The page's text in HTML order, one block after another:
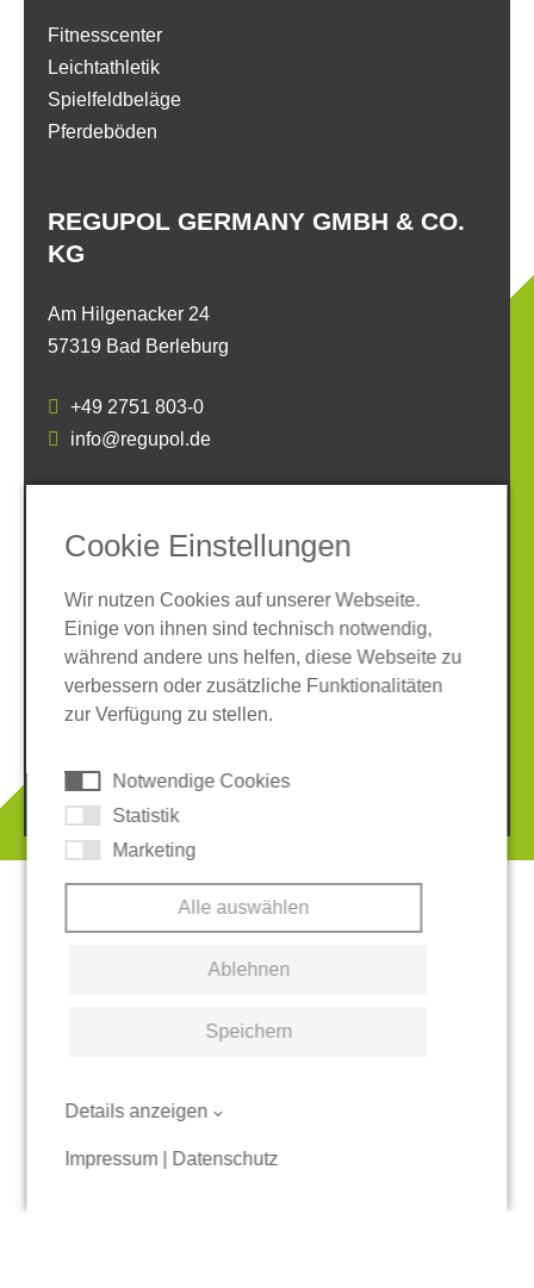
REGUPOL GERMANY GMBH & CO.
KG
Am Hilgenacker 24
57319 Bad Berleburg
+49 2751 803-0
info@regupol.de
Fitnesscenter
Leichtathletik
Spielfeldbeläge
Pferdeböden
SOCIAL MEDIA
Impressum
Datenschutz
Hinweisgeber-System
© 2026 REGUPOL Germany GmbH & Co. KG
Cookie Einstellungen
Wir nutzen Cookies auf unserer Webseite.
Einige von ihnen sind technisch notwendig,
während andere uns helfen, diese Webseite zu
verbessern oder zusätzliche Funktionalitäten
zur Verfügung zu stellen.
Notwendige Cookies
Statistik
Marketing
Alle auswählen
Ablehnen
Speichern
Details anzeigen
Impressum Datenschutz